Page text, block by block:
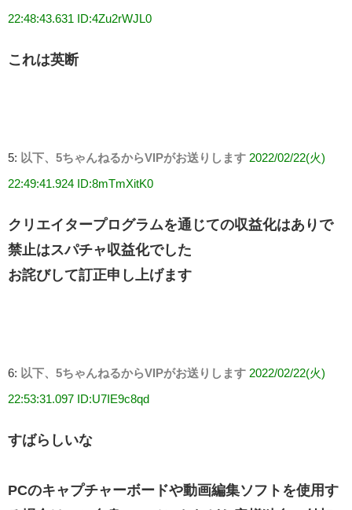
22:48:43.631 ID:4Zu2rWJL0
これは英断
5: 以下、5ちゃんねるからVIPがお送りします 2022/02/22(火)
22:49:41.924 ID:8mTmXitK0
クリエイタープログラムを通じての収益化はありで
禁止はスパチャ収益化でした
お詫びして訂正申し上げます
6: 以下、5ちゃんねるからVIPがお送りします 2022/02/22(火)
22:53:31.097 ID:U7IE9c8qd
すばらしいな
PCのキャプチャーボードや動画編集ソフトを使用す